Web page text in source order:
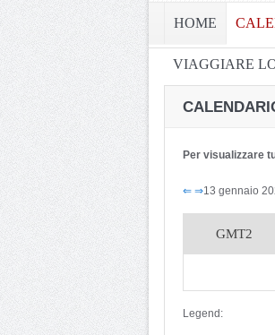
HOME
VIAGGIARE
Per visualizzare
⇐ ⇒13 gennaio
GMT2
Legend: